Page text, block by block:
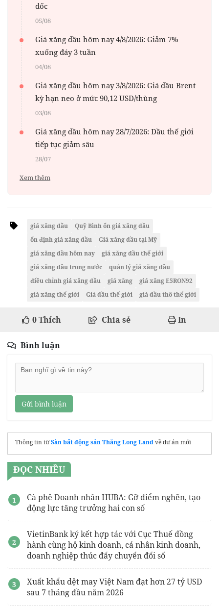
dốc
05/08
Giá xăng dầu hôm nay 4/8/2026: Giảm 7%
xuống đáy 3 tuần
04/08
Giá xăng dầu hôm nay 3/8/2026: Giá dầu Brent
kỳ hạn neo ở mức 90,12 USD/thùng
03/08
Giá xăng dầu hôm nay 28/7/2026: Dầu thế giới
tiếp tục giảm sâu
28/07
Xem thêm
giá xăng dầu
Quỹ Bình ổn giá xăng dầu
ổn định giá xăng dầu
Giá xăng dầu tại Mỹ
giá xăng dầu hôm nay
giá xăng dầu thế giới
giá xăng dầu trong nước
quản lý giá xăng dầu
điều chỉnh giá xăng dầu
giá xăng
giá xăng E5RON92
giá xăng thế giới
Giá dầu thế giới giá dầu thô thế giới
0Thích Chia sẻ In
Bình luận
Gửi bình luận
Thông tin từSàn bất động sản Thăng Long Landvề dự án mới
ĐỌC NHIỀU
Cà phê Doanh nhân HUBA: Gỡ điểm nghẽn, tạo
động lực tăng trưởng hai con số
VietinBank ký kết hợp tác với Cục Thuế đồng
hành cùng hộ kinh doanh, cá nhân kinh doanh,
doanh nghiệp thúc đẩy chuyển đổi số
Xuất khẩu dệt may Việt Nam đạt hơn 27 tỷ USD
sau 7 tháng đầu năm 2026